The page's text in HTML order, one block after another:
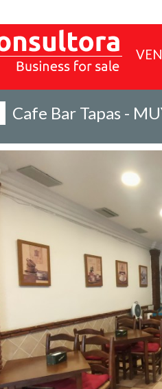
Cafe Bar Tapas -